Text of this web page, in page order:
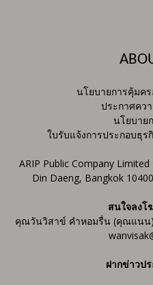
นโยบายการคุ้มค
ประกาศคว
นโยบาย
ใบรับแจ้งการประกอบธุ
ARIP Public Company
Din Daeng, Bangkok
สนใจลง
คุณวันวิสาข์ คำหอมรื่น (คุณแนน)
ฝากข่าวป